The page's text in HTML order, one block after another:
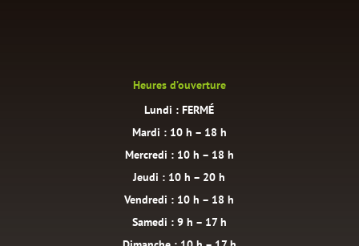
Heures d’ouverture
Lundi : FERMÉ
Mardi : 10 h – 18 h
Mercredi : 10 h – 18 h
Jeudi : 10 h – 20 h
Vendredi : 10 h – 18 h
Samedi : 9 h – 17 h